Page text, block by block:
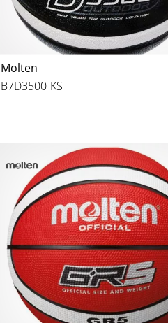
Molten
B7D3500-KS
7